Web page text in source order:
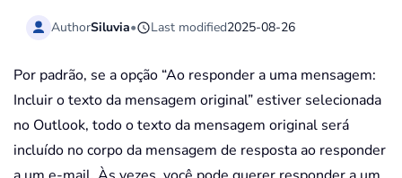
AuthorSiluvia• Last modified2025-08-26
Por padrão, se a opção “Ao responder a uma mensagem:
Incluir o texto da mensagem original” estiver selecionada
no Outlook, todo o texto da mensagem original será
incluído no corpo da mensagem de resposta ao responder